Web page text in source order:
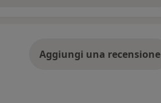
Aggiungi una recensione